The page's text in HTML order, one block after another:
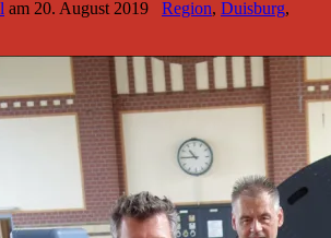
am 20. August 2019 Region, Duisburg,